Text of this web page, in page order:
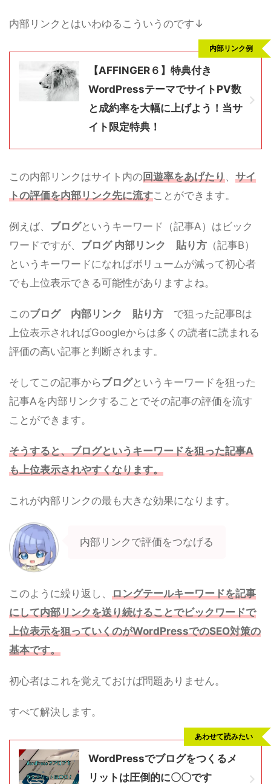
内部リンクとはいわゆるこういうのです↓
【AFFINGER６】特典付き
WordPressテーマでサイトPV数
と成約率を大幅に上げよう！当サ
イト限定特典！
内部リンク例
この内部リンクはサイト内の回遊率をあげたり
サイ
トの評価を内部リンク先に流すことができます。
例えば、 ブログというキーワード（記事A）はビック
ワードですが、 ブログ 内部リンク 貼り方 （記事B）
というキーワードになればボリュームが減って初心者
でも上位表示できる可能性がありますよね。
このブログ 内部リンク 貼り方 で狙った記事Bは
上位表示されればGoogleからは多くの読者に読まれる
評価の高い記事と判断されます。
そしてこの記事からブログというキーワードを狙った
記事Aを内部リンクすることでその記事の評価を流す
ことができます。
そうすると、ブログというキーワードを狙った記事A
も上位表示されやすくなります。
これが内部リンクの最も大きな効果になります。
内部リンクで評価をつなげる
このように繰り返し、 ロングテールキーワードを記事
にして内部リンクを送り続けることでビックワードで
上位表示を狙っていくのがWordPressでのSEO対策の
基本です。
初心者はこれを覚えておけば問題ありません。
すべて解決します。
WordPressでブログをつくるメ
リットは圧倒的に〇〇です
あわせて読みたい